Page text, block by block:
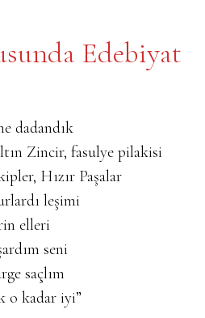
Edebiyat
dadandık
Zincir, fasulye pilakisi
Hızır Paşalar
leşimi
elleri
seni
saçlım
o kadar iyi”